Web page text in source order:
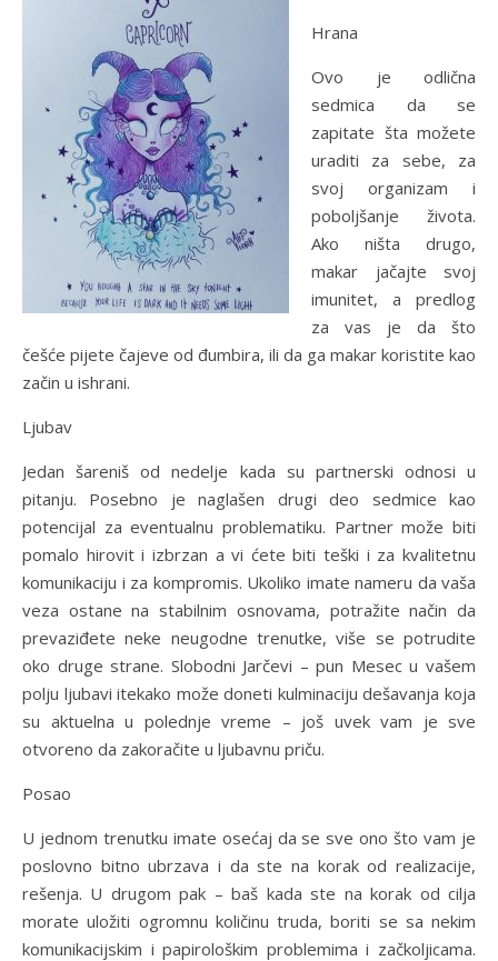
Hrana
Ovo je odlična
sedmica da se
zapitate šta možete
uraditi za sebe, za
svoj organizam i
poboljšanje života.
Ako ništa drugo,
makar jačajte svoj
imunitet, a predlog
za vas je da što
češće pijete čajeve od đumbira, ili da ga makar koristite kao
začin u ishrani.
Ljubav
Jedan šareniš od nedelje kada su partnerski odnosi u
pitanju. Posebno je naglašen drugi deo sedmice kao
potencijal za eventualnu problematiku. Partner može biti
pomalo hirovit i izbrzan a vi ćete biti teški i za kvalitetnu
komunikaciju i za kompromis. Ukoliko imate nameru da vaša
veza ostane na stabilnim osnovama, potražite način da
prevaziđete neke neugodne trenutke, više se potrudite
oko druge strane. Slobodni Jarčevi – pun Mesec u vašem
polju ljubavi itekako može doneti kulminaciju dešavanja koja
su aktuelna u polednje vreme – još uvek vam je sve
otvoreno da zakoračite u ljubavnu priču.
Posao
U jednom trenutku imate osećaj da se sve ono što vam je
poslovno bitno ubrzava i da ste na korak od realizacije,
rešenja. U drugom pak – baš kada ste na korak od cilja
morate uložiti ogromnu količinu truda, boriti se sa nekim
komunikacijskim i papirološkim problemima i začkoljicama.